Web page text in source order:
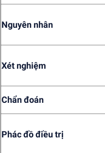
Nguyên nhân
Xét nghiệm
Chẩn đoán
Phác đồ điều trị